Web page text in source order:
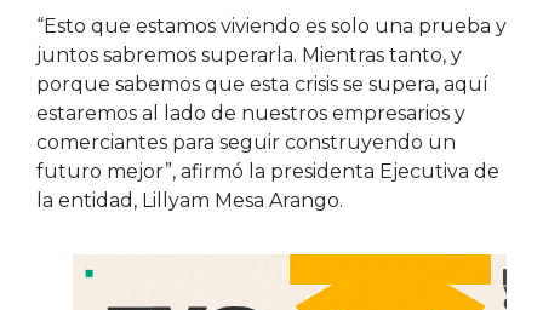
“Esto que estamos viviendo es solo una prueba y
juntos sabremos superarla. Mientras tanto, y
porque sabemos que esta crisis se supera, aquí
estaremos al lado de nuestros empresarios y
comerciantes para seguir construyendo un
futuro mejor”, afirmó la presidenta Ejecutiva de
la entidad, Lillyam Mesa Arango.